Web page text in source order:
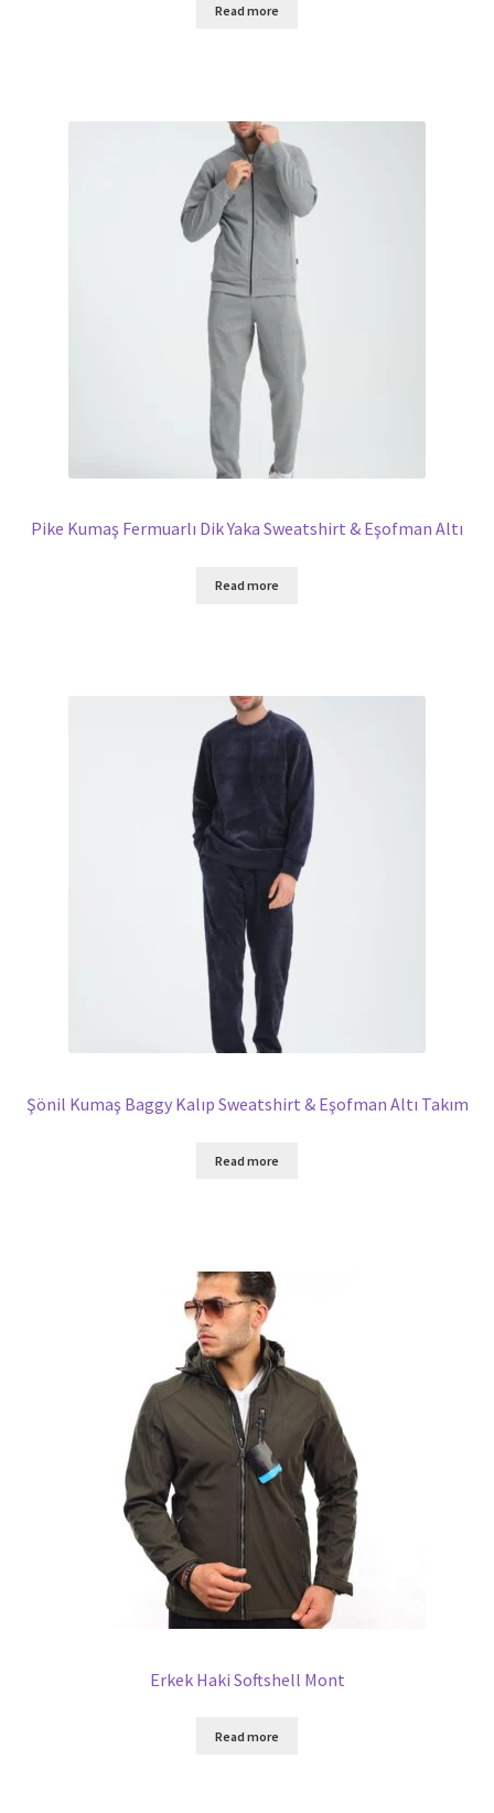
Read more
Pike Kumaş Fermuarlı Dik Yaka Sweatshirt & Eşofman Altı
Read more
Şönil Kumaş Baggy Kalıp Sweatshirt & Eşofman Altı Takım
Read more
Erkek Haki Softshell Mont
Read more